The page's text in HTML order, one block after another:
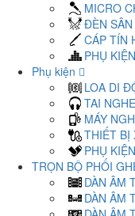
MICRO
ĐÈN SÂN
CÁP TÍN
PHỤ
Phụ kiện
LOA DI
TAI NGHE
MÁY
THIẾT BỊ
PHỤ
TRỌN BỘ PHỐI
DÀN ÂM
DÀN ÂM